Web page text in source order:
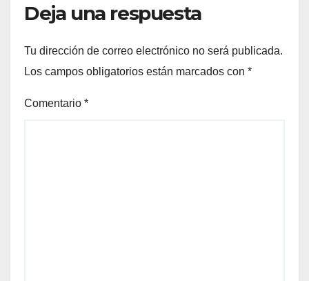
Deja una respuesta
Tu dirección de correo electrónico no será publicada.
Los campos obligatorios están marcados con *
Comentario *